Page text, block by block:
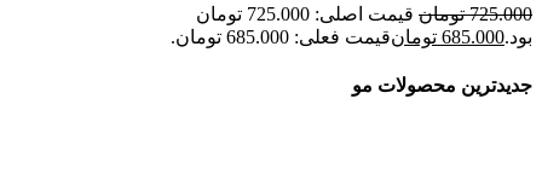
725.000 تومان
قیمت اصلی: 725.000 تومان
بود.685.000 تومانقیمت فعلی: 685.000 تومان.
جدیدترین محصولات مو